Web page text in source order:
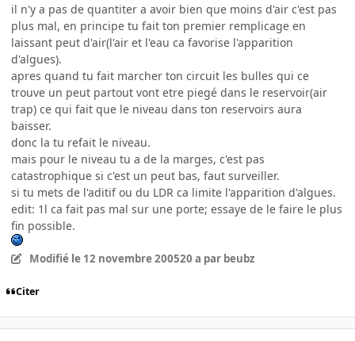
il n'y a pas de quantiter a avoir bien que moins d'air c'est pas
plus mal, en principe tu fait ton premier remplicage en
laissant peut d'air(l'air et l'eau ca favorise l'apparition
d'algues).
apres quand tu fait marcher ton circuit les bulles qui ce
trouve un peut partout vont etre piegé dans le reservoir(air
trap) ce qui fait que le niveau dans ton reservoirs aura
baisser.
donc la tu refait le niveau.
mais pour le niveau tu a de la marges, c'est pas
catastrophique si c'est un peut bas, faut surveiller.
si tu mets de l'aditif ou du LDR ca limite l'apparition d'algues.
edit: 1l ca fait pas mal sur une porte; essaye de le faire le plus
fin possible.
Modifié le 12 novembre 200520 a par beubz
Citer